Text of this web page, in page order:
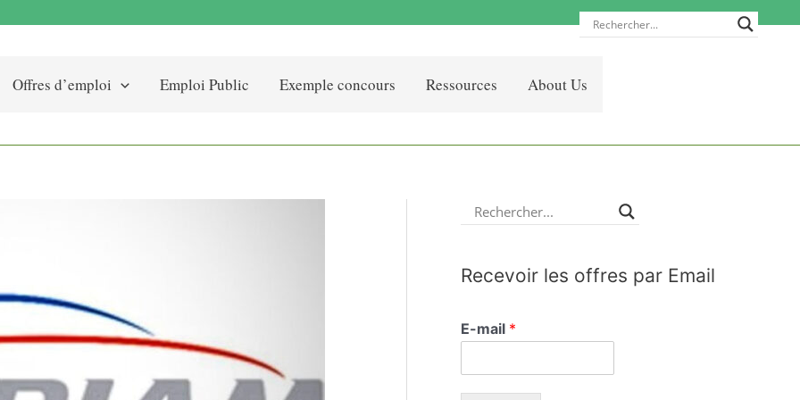
Offres d’emploi Emploi Public Exemple concours Ressources About Us
Recevoir les offres par Email
E-mail *